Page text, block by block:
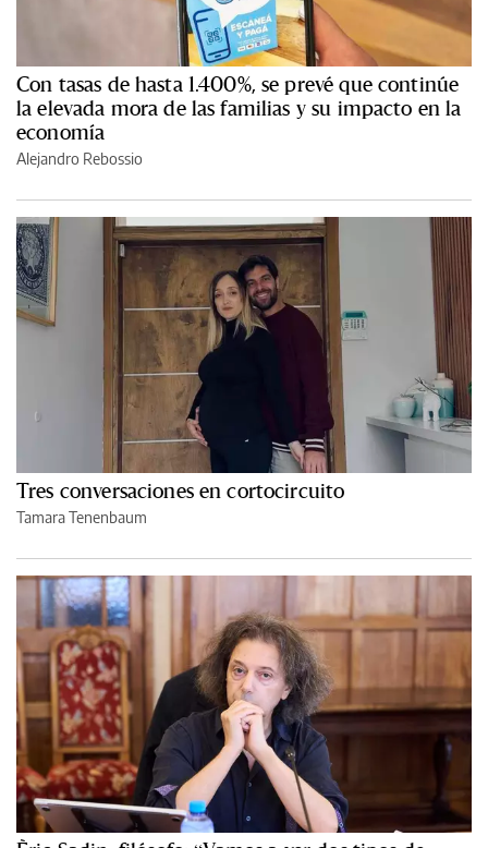
Con tasas de hasta 1.400%, se prevé que continúe
la elevada mora de las familias y su impacto en la
economía
Alejandro Rebossio
Tres conversaciones en cortocircuito
Tamara Tenenbaum